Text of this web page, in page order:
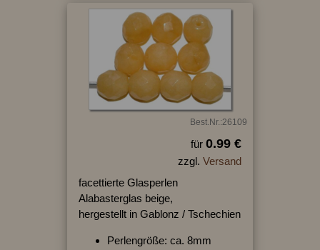
Best.Nr.:26109
für 0.99 €
zzgl. Versand
facettierte Glasperlen
Alabasterglas beige,
hergestellt in Gablonz / Tschechien
Perlengröße: ca. 8mm